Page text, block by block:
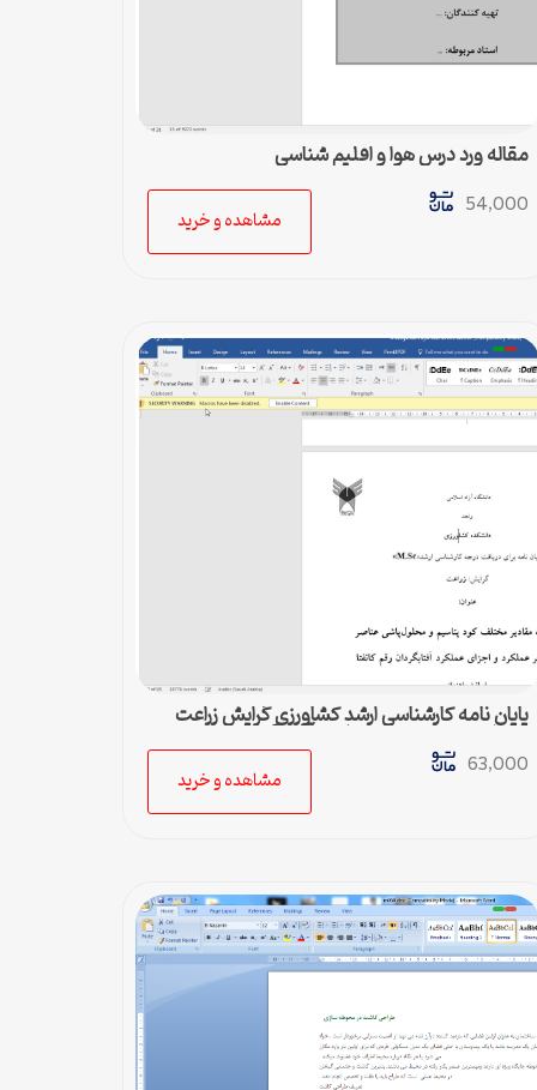
مقاله ورد درس هوا و اقلیم شناسی
54,000
مشاهده و خرید
پایان نامه کارشناسی ارشد کشاورزی گرایش زراعت
مقدار کود پتاسیم بر عملکرد آفتابگردان
63,000
مشاهده و خرید